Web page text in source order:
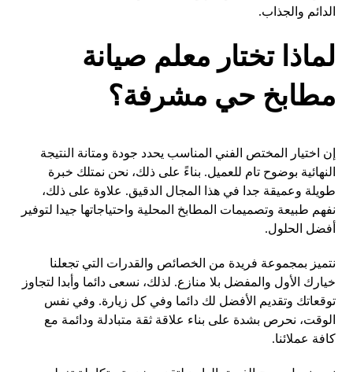
الدائم والجذاب.
لماذا تختار معلم صيانة
مطابخ حي مشرفة؟
إن اختيار المختص الفني المناسب يحدد جودة ومتانة النتيجة
النهائية بوضوح تام للعميل. بناءً على ذلك، نحن نمتلك خبرة
طويلة وعميقة جدا في هذا المجال الدقيق. علاوة على ذلك،
نفهم طبيعة وتصميمات المطابخ المحلية واحتياجاتها جيدا لتوفير
أفضل الحلول.
نتميز بمجموعة فريدة من الخصائص والقدرات التي تجعلنا
خيارك الأول والمفضل بلا منازع. لذلك، نسعى دائما وأبدا لتجاوز
توقعاتك وتقديم الأفضل لك دائما وفي كل زيارة. وفي نفس
الوقت، نحرص بشدة على بناء علاقة ثقة متبادلة ودائمة مع
كافة عملائنا.